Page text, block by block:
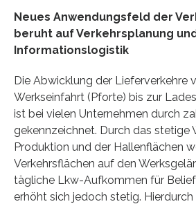
Neues Anwendungsfeld der
beruht auf Verkehrsplanung
Informationslogistik
Die Abwicklung der Lieferverkehre
Werkseinfahrt (Pforte) bis zur
ist bei vielen Unternehmen durch
gekennzeichnet. Durch das stetige
Produktion und der Hallenflächen
Verkehrsflächen auf den
tägliche Lkw-Aufkommen für
erhöht sich jedoch stetig.